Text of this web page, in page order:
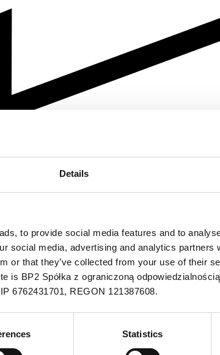
Details
to provide social media features and to
social media, advertising and analytics partners
or that they’ve collected from your use of their
is BP2 Spółka z ograniczoną
6762431701, REGON 121387608.
Statistics